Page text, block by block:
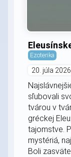
Ezoterika
20. júla 2026
sľubovali
tvárou v
gréckej
tajomstve.
mystériá,
Boli